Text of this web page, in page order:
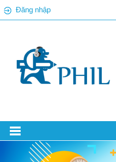
Đăng nhập